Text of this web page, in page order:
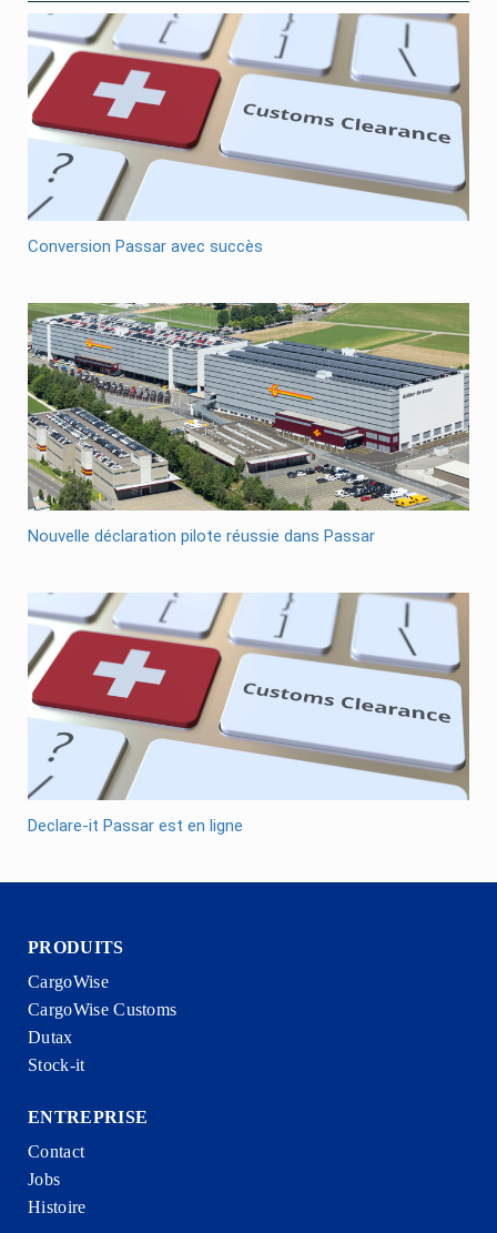
Conversion Passar avec succès
Nouvelle déclaration pilote réussie dans Passar
Declare-it Passar est en ligne
PRODUITS
CargoWise
CargoWise Customs
Dutax
Stock-it
ENTREPRISE
Contact
Jobs
Histoire